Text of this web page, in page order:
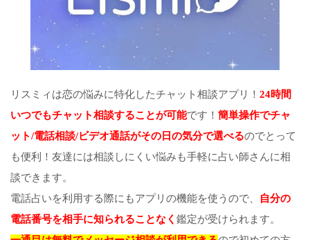
リスミィは恋の悩みに特化したチャット相談アプリ！ 24時間
いつでもチャット相談することが可能です！ 簡単操作でチャ
ット/電話相談/ビデオ通話がその日の気分で選べるのでとって
も便利！友達には相談しにくい悩みも手軽に占い師さんに相
談できます。
電話占いを利用する際にもアプリの機能を使うので、
自分の
電話番号を相手に知られることなく 鑑定が受けられます。